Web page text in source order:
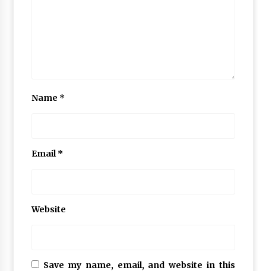
Name *
Email*
Website
Save my name, email, and website in this